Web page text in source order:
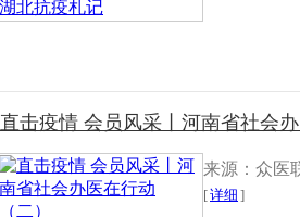
直击疫情 会员风采丨​河南省社会办
来源：众医
[详细 ]